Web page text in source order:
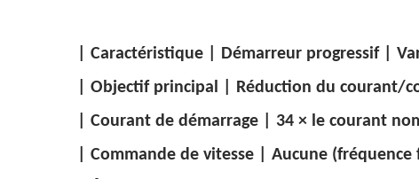
| Caractéristique | Démarreur progressif |
| Objectif principal | Réduction du courant/
| Courant de démarrage | 34 × le courant
| Commande de vitesse | Aucune